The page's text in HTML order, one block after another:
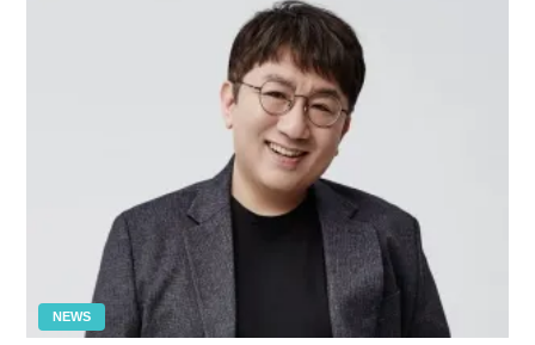
NEWS